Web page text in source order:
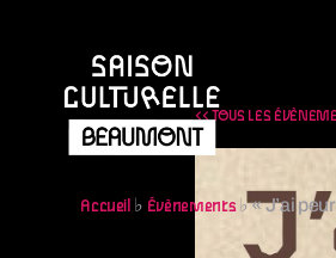
Accueil ♭ Évènements♭« J’ai
<< TOUS LES